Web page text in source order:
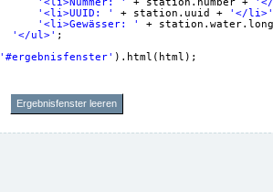
'<li>UUID: '
+ station.uuid +
'</li>'
'<li>Gewässer: '
+
'</ul>' ;
'#ergebnisfenster' ).html(html);
Ergebnisfenster leeren